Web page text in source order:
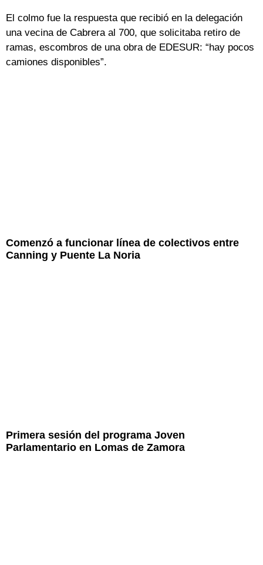
El colmo fue la respuesta que recibió en la delegación
una vecina de Cabrera al 700, que solicitaba retiro de
ramas, escombros de una obra de EDESUR: “hay pocos
camiones disponibles”.
Comenzó a funcionar línea de colectivos entre
Canning y Puente La Noria
Primera sesión del programa Joven
Parlamentario en Lomas de Zamora